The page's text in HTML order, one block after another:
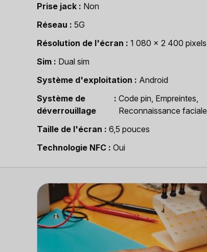
Prise jack
Non
Réseau
5G
Résolution de l'écran
1 080 x 2 400 pixels
Sim
Dual sim
Système d'exploitation
Android
Système de
déverrouillage
Code pin, Empreintes,
Reconnaissance faciale
Taille de l'écran
6,5 pouces
Technologie NFC
Oui